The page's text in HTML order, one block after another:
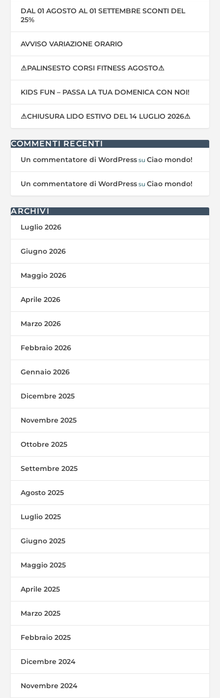
DAL 01 AGOSTO AL 01 SETTEMBRE SCONTI DEL
25%
AVVISO VARIAZIONE ORARIO
⚠PALINSESTO CORSI FITNESS AGOSTO⚠
KIDS FUN – PASSA LA TUA DOMENICA CON NOI!
⚠CHIUSURA LIDO ESTIVO DEL 14 LUGLIO 2026⚠
COMMENTI RECENTI
Un commentatore di WordPress suCiao mondo!
Un commentatore di WordPress suCiao mondo!
ARCHIVI
Luglio 2026
Giugno 2026
Maggio 2026
Aprile 2026
Marzo 2026
Febbraio 2026
Gennaio 2026
Dicembre 2025
Novembre 2025
Ottobre 2025
Settembre 2025
Agosto 2025
Luglio 2025
Giugno 2025
Maggio 2025
Aprile 2025
Marzo 2025
Febbraio 2025
Dicembre 2024
Novembre 2024